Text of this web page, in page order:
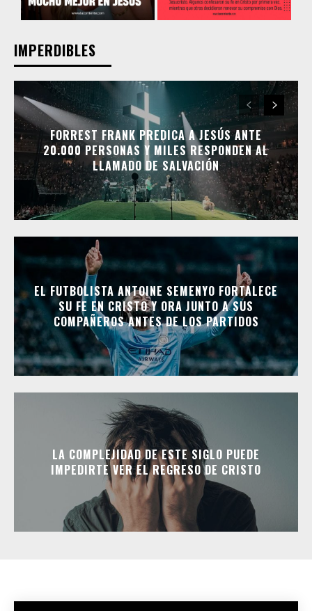
IMPERDIBLES
FORREST FRANK PREDICA A JESÚS ANTE
20.000 PERSONAS Y MILES RESPONDEN AL
LLAMADO DE SALVACIÓN
EL FUTBOLISTA ANTOINE SEMENYO FORTALECE
SU FE EN CRISTO Y ORA JUNTO A SUS
COMPAÑEROS ANTES DE LOS PARTIDOS
LA COMPLEJIDAD DE ESTE SIGLO PUEDE
IMPEDIRTE VER EL REGRESO DE CRISTO